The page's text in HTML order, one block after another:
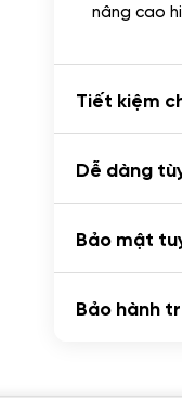
nâng cao
Tiết kiệm
Dễ dàng
Bảo mật
Bảo hành